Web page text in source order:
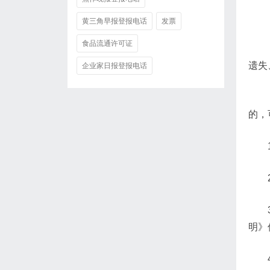
遗失
的，
明
黄三角早报登报电话 发票
食品流通许可证
企业家日报登报电话